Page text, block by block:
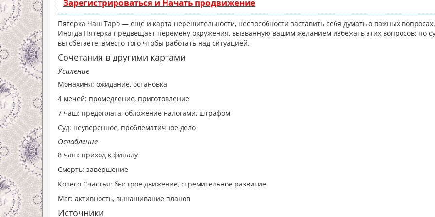
Зарегистрироваться и Начать продвижение
Пятерка Чаш Таро — еще и карта нерешительности, неспособности заставить себя думать о важных вопросах.
Иногда Пятерка предвещает перемену окружения, вызванную вашим желанием избежать этих вопросов; по
вы сбегаете, вместо того чтобы работать над ситуацией.
Сочетания в другими картами
Усиление
Монахиня: ожидание, остановка
4 мечей: промедление, приготовление
7 чаш: предоплата, обложение налогами, штрафом
Суд: неуверенное, проблематичное дело
Ослабление
8 чаш: приход к финалу
Смерть: завершение
Колесо Счастья: быстрое движение, стремительное развитие
Маг: активность, вынашивание планов
Источники